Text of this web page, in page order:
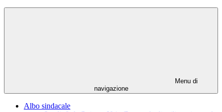
Menu di
navigazione
Albo sindacale